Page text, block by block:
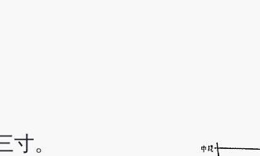
。